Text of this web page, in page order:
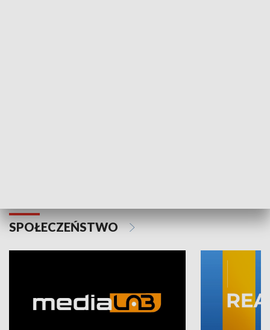
SPOŁECZEŃSTWO